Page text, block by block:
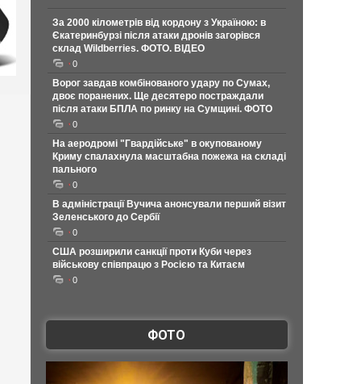
За 2000 кілометрів від кордону з Україною: в
Єкатеринбурзі після атаки дронів загорівся
склад Wildberries. ФОТО. ВІДЕО
0
Ворог завдав комбінованого удару по Сумах,
двоє поранених. Ще десятеро постраждали
після атаки БПЛА по ринку на Сумщині. ФОТО
0
На аеродромі "Гвардійське" в окупованому
Криму спалахнула масштабна пожежа на складі
пального
0
В адміністрації Вучича анонсували перший візит
Зеленського до Сербії
0
США розширили санкції проти Куби через
військову співпрацю з Росією та Китаєм
0
ФОТО